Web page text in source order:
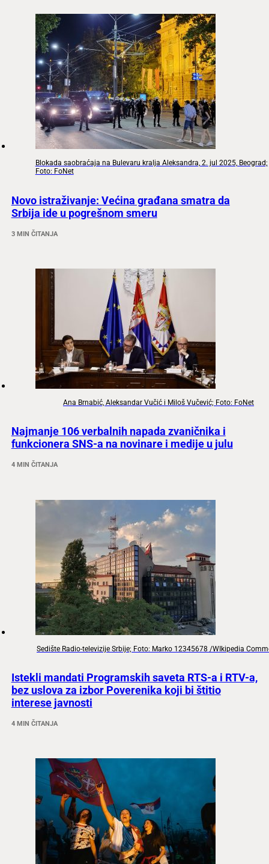
Blokada saobraćaja na Bulevaru kralja Aleksandra, 2. jul 2025, Beograd;
Foto: FoNet
Novo istraživanje: Većina građana smatra da
Srbija ide u pogrešnom smeru
3 MIN ČITANJA
Ana Brnabić, Aleksandar Vučić i Miloš Vučević; Foto: FoNet
Najmanje 106 verbalnih napada zvaničnika i
funkcionera SNS-a na novinare i medije u julu
4 MIN ČITANJA
Sedište Radio-televizije Srbije; Foto: Marko 12345678 /WIkipedia
Istekli mandati Programskih saveta RTS-a i RTV-a,
bez uslova za izbor Poverenika koji bi štitio
interese javnosti
4 MIN ČITANJA